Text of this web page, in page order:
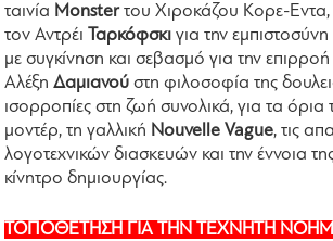
ταινία Monsterτου Χιροκάζου Κορε-Εντα,
τον Αντρέι
Ταρκόφσκιγια την
με συγκίνηση και σεβασμό για την επιρροή
ΑλέξηΔαμιανούστη φιλοσοφία της
ισορροπίες στη ζωή συνολικά, για τα όρια
μοντέρ, τη γαλλική Nouvelle Vague, τις
λογοτεχνικών διασκευών και την έννοια
κίνητρο δημιουργίας.
ΤΟΠΟΘΕΤΗΣΗ ΓΙΑ ΤΗΝ ΤΕΧΝΗΤΗ